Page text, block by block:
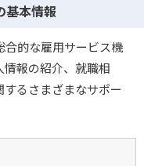
基本情報
合的な雇用サービス機
報の紹介、就職相
るさまざまなサポー